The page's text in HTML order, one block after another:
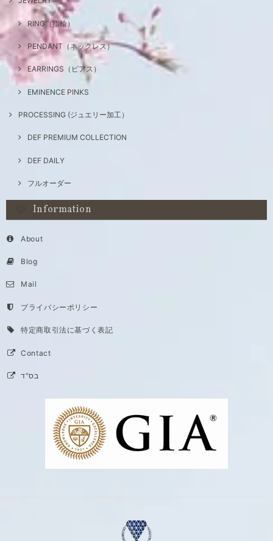
RING（指輪）
PENDANT（ネックレス）
EARRINGS（ピアス）
EMINENCE PINKS
PROCESSING (ジュエリー加工）
DEF PREMIUM COLLECTION
DEF DAILY
フルオーダー
Information
About
Blog
Mail
プライバシーポリシー
特定商取引法に基づく表記
Contact
בס"ד